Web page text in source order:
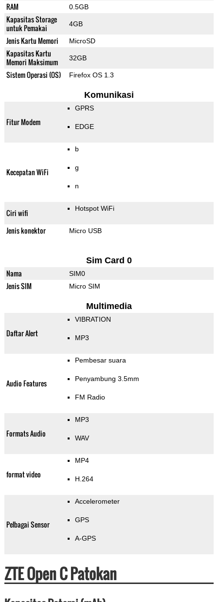
RAM 0.5GB
Kapasitas Storage
untuk Pemakai
4GB
Jenis Kartu Memori MicroSD
Kapasitas Kartu
Memori Maksimum
32GB
Sistem Operasi (OS) Firefox OS 1.3
Komunikasi
Fitur Modem
GPRS
EDGE
Kecepatan WiFi
b
g
n
Ciri wifi Hotspot WiFi
Jenis konektor Micro USB
Sim Card 0
Nama SIM0
Jenis SIM Micro SIM
Multimedia
Daftar Alert
VIBRATION
MP3
Audio Features
Pembesar suara
Penyambung 3.5mm
FM Radio
Formats Audio
MP3
WAV
format video
MP4
H.264
Pelbagai Sensor
Accelerometer
GPS
A-GPS
ZTE Open C Patokan